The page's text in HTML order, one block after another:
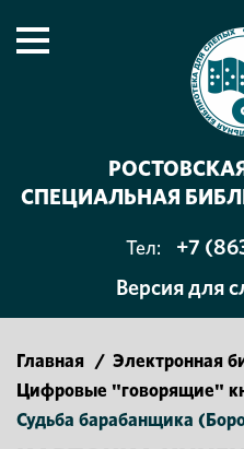
СПЕЦИАЛЬНАЯ
Тел:
+7
Версия для
Главная / Электронная
Цифровые "говорящие"
Судьба барабанщика